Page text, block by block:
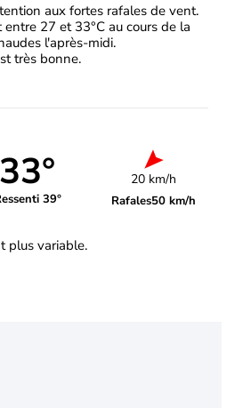
aux fortes rafales de vent.
27 et 33°C au cours de la
l'après-midi.
très bonne.
33°
39°
20 km/h
Rafales50 km/h
plus variable.